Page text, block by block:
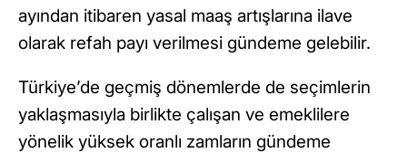
ayından itibaren yasal maaş artışlarına ilave
olarak refah payı verilmesi gündeme gelebilir.
Türkiye’de geçmiş dönemlerde de seçimlerin
yaklaşmasıyla birlikte çalışan ve emeklilere
yönelik yüksek oranlı zamların gündeme